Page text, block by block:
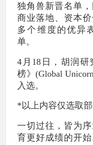
独角兽新晋名单，
商业落地、资本
多个维度的优异
单。
4月18日，胡润研
榜》(Global
入选。
*以上内容仅选取
一切过往，皆为
育更好成绩的开